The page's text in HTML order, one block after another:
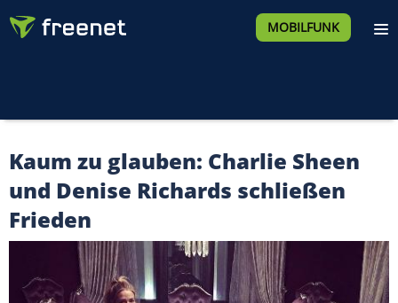
MOBILFUNK
Kaum zu glauben: Charlie Sheen
und Denise Richards schließen
Frieden